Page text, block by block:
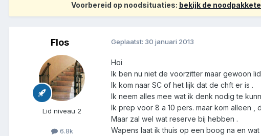
Voorbereid op noodsituaties: bekijk de
Flos
Lid niveau 2
6.8k
Geplaatst: 30 januari 2013
Hoi
Ik ben nu niet de voorzitter maar gewoon
Ik kom naar SC of het lijk dat de chft er is .
Ik neem alles mee wat ik denk nodig te
Ik prep voor 8 a 10 pers. maar kom alleen
Maar zal wel wat reserve bij hebben .
Wapens laat ik thuis op een boog na en wat